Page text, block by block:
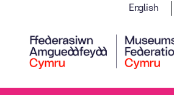
English
Main